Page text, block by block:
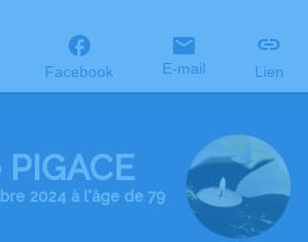
Facebook E-mail Lien
2024 à l'âge de 79